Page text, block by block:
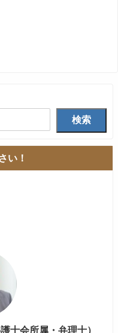
検索
い！
士会所属・弁理士）